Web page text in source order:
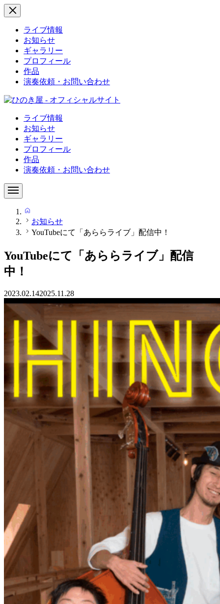
ライブ情報
お知らせ
ギャラリー
プロフィール
作品
演奏依頼・お問い合わせ
ライブ情報
お知らせ
ギャラリー
プロフィール
作品
演奏依頼・お問い合わせ
お知らせ
YouTubeにて「あららライブ」配信中！
YouTubeにて「あららライブ」配信
中！
2023.02.142025.11.28